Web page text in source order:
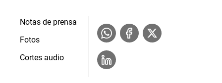
Notas de prensa
Fotos
Cortes audio